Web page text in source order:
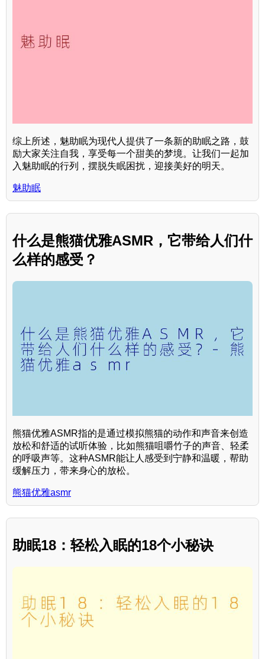
综上所述，魅助眠为现代人提供了一条新的助眠之路，鼓
励大家关注自我，享受每一个甜美的梦境。让我们一起加
入魅助眠的行列，摆脱失眠困扰，迎接美好的明天。
魅助眠
什么是熊猫优雅ASMR，它带给人们什
么样的感受？
熊猫优雅ASMR指的是通过模拟熊猫的动作和声音来创造
放松和舒适的试听体验，比如熊猫咀嚼竹子的声音、轻柔
的呼吸声等。这种ASMR能让人感受到宁静和温暖，帮助
缓解压力，带来身心的放松。
熊猫优雅asmr
助眠18：轻松入眠的18个小秘诀